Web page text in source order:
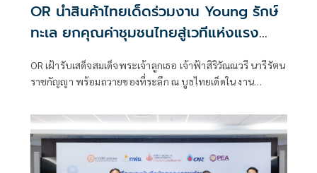
OR นำสินค้าไทยเด็ดร่วมงาน Young รักษ์
ทะเล ยกคุณค่าชุมชนไทยสู่เวทีแห่งแรง
บันดาลใจ
OR เฝ้ารับเสด็จสมเด็จพระเจ้าลูกเธอ เจ้าฟ้าสิริวัณณวรี นารีรัตน
ราชกัญญา พร้อมถวายของที่ระลึก ณ บูธไทยเด็ดใน งาน
โลกทะเลใหม่ด้วยมือเรา”